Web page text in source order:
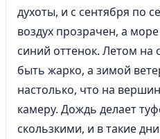
духоты, и с сентября по
воздух прозрачен, а
синий оттенок. Летом
быть жарко, а зимой
настолько, что на
камеру. Дождь делает
скользкими, и в такие